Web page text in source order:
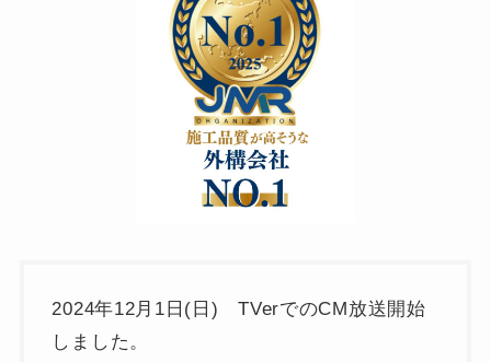
2024年12月1日(日) TVerでのCM放送開始
しました。